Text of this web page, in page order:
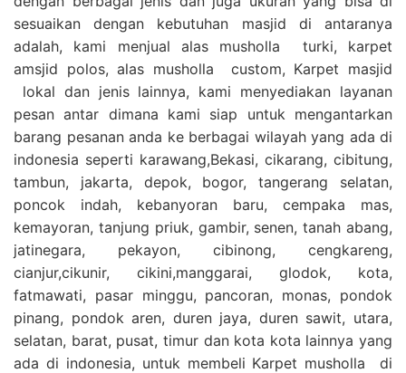
sesuaikan dengan kebutuhan masjid di antaranya
adalah, kami menjual alas musholla turki, karpet
amsjid polos, alas musholla custom, Karpet masjid
lokal dan jenis lainnya, kami menyediakan layanan
pesan antar dimana kami siap untuk mengantarkan
barang pesanan anda ke berbagai wilayah yang ada di
indonesia seperti karawang,Bekasi, cikarang, cibitung,
tambun, jakarta, depok, bogor, tangerang selatan,
poncok indah, kebanyoran baru, cempaka mas,
kemayoran, tanjung priuk, gambir, senen, tanah abang,
jatinegara, pekayon, cibinong, cengkareng,
cianjur,cikunir, cikini,manggarai, glodok, kota,
fatmawati, pasar minggu, pancoran, monas, pondok
pinang, pondok aren, duren jaya, duren sawit, utara,
selatan, barat, pusat, timur dan kota kota lainnya yang
ada di indonesia, untuk membeli Karpet musholla di